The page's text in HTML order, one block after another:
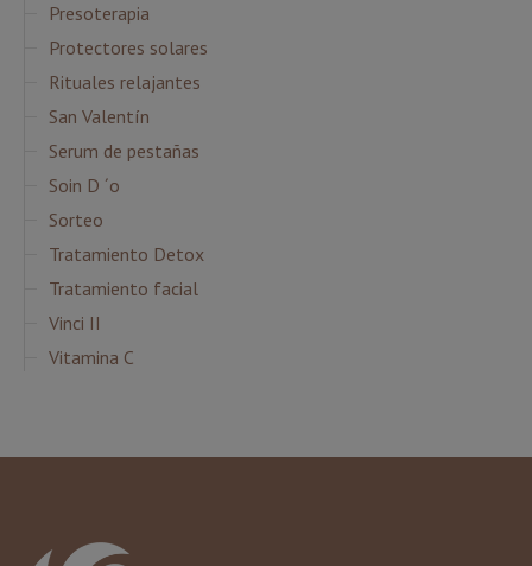
Presoterapia
Protectores solares
Rituales relajantes
San Valentín
Serum de pestañas
Soin D ´o
Sorteo
Tratamiento Detox
Tratamiento facial
Vinci II
Vitamina C